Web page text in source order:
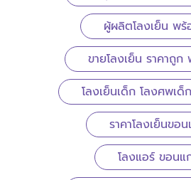
ผู้ผลิตโลงเย็น พ
ขายโลงเย็น ราคาถู
โลงเย็นเด็ก โลงศพเ
ราคาโลงเย็นขอ
โลงแอร์ ขอนแ